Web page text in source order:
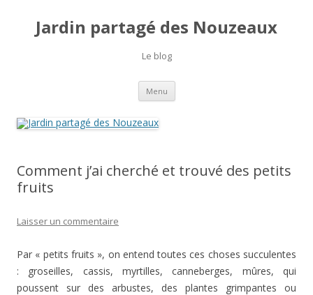
Jardin partagé des Nouzeaux
Le blog
Menu Aller
contenu
Comment j’ai cherché et trouvé des petits
fruits
Laisser un commentaire
Par « petits fruits », on entend toutes ces choses succulentes
: groseilles, cassis, myrtilles, canneberges, mûres, qui
poussent sur des arbustes, des plantes grimpantes ou